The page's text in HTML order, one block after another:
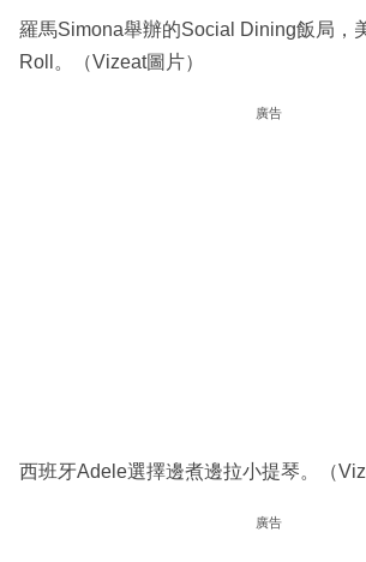
羅馬Simona舉辦的Social Dining飯局，
Roll。（Vizeat圖片）
廣告
西班牙Adele選擇邊煮邊拉小提琴。（
廣告